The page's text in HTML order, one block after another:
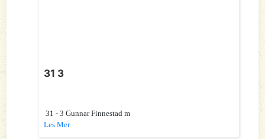
31 3
31 - 3 Gunnar Finnestad m
Les Mer